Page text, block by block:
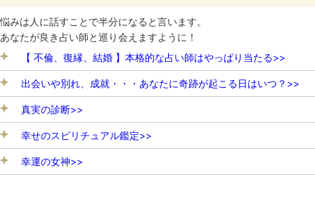
悩みは人に話すことで半分になると言います。
あなたが良き占い師と巡り会えますように！
【 不倫、復縁、結婚 】本格的な占い師はやっぱり当たる>>
出会いや別れ、成就・・・あなたに奇跡が起こる日はいつ？>>
真実の診断>>
幸せのスピリチュアル鑑定>>
幸運の女神>>